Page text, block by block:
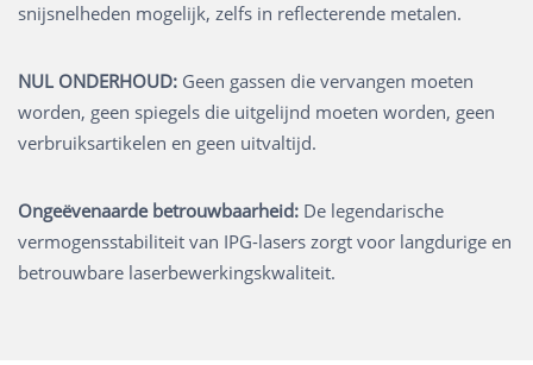
snijsnelheden mogelijk, zelfs in reflecterende metalen.
NUL ONDERHOUD: Geen gassen die vervangen moeten
worden, geen spiegels die uitgelijnd moeten worden, geen
verbruiksartikelen en geen uitvaltijd.
Ongeëvenaarde betrouwbaarheid: De legendarische
vermogensstabiliteit van IPG-lasers zorgt voor langdurige en
betrouwbare laserbewerkingskwaliteit.